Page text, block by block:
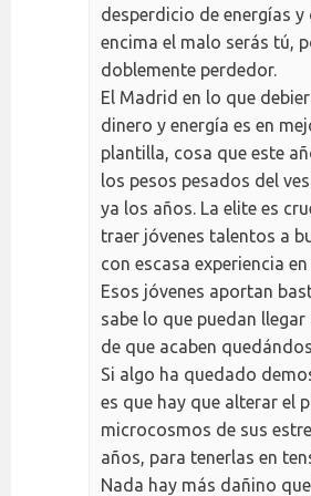
desperdicio de energías y
encima el malo serás tú,
doblemente perdedor.
El Madrid en lo que
dinero y energía es en
plantilla, cosa que este
los pesos pesados del
ya los años. La elite es
traer jóvenes talentos a
con escasa experiencia
Esos jóvenes aportan
sabe lo que puedan
de que acaben
Si algo ha quedado
es que hay que alterar el
microcosmos de sus
años, para tenerlas en
Nada hay más dañino